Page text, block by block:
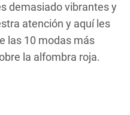
demasiado vibrantes y
atención y aquí les
las 10 modas más
la alfombra roja.